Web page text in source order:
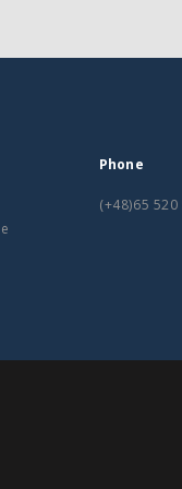
Phone
(+48)65 520